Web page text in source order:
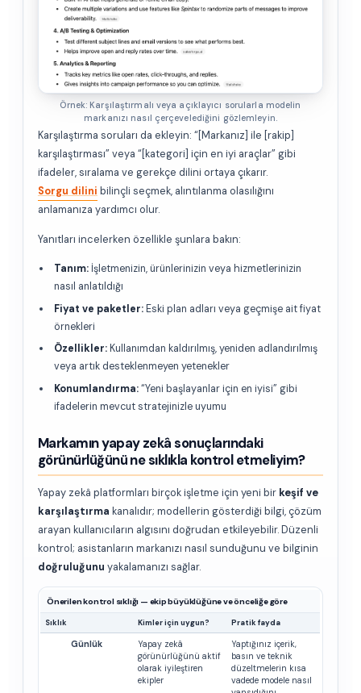
Örnek: Karşılaştırmalı veya açıklayıcı sorularla modelin
markanızı nasıl çerçevelediğini gözlemleyin.
Karşılaştırma soruları da ekleyin: “[Markanız] ile [rakip]
karşılaştırması” veya “[kategori] için en iyi araçlar” gibi
ifadeler, sıralama ve gerekçe dilini ortaya çıkarır.
Sorgu dilini bilinçli seçmek, alıntılanma olasılığını
anlamanıza yardımcı olur.
Yanıtları incelerken özellikle şunlara bakın:
Tanım:İşletmenizin, ürünlerinizin veya hizmetlerinizin
nasıl anlatıldığı
Fiyat ve paketler:Eski plan adları veya geçmişe ait fiyat
örnekleri
Özellikler:Kullanımdan kaldırılmış, yeniden adlandırılmış
veya artık desteklenmeyen yetenekler
Konumlandırma:“Yeni başlayanlar için en iyisi” gibi
ifadelerin mevcut stratejinizle uyumu
Markamın yapay zekâ sonuçlarındaki
görünürlüğünü ne sıklıkla kontrol etmeliyim?
Yapay zekâ platformları birçok işletme için yeni bir keşif ve
karşılaştırma kanalıdır; modellerin gösterdiği bilgi, çözüm
arayan kullanıcıların algısını doğrudan etkileyebilir. Düzenli
kontrol; asistanların markanızı nasıl sunduğunu ve bilginin
doğruluğunu yakalamanızı sağlar.
Önerilen kontrol sıklığı — ekip büyüklüğüne ve önceliğe göre
Sıklık Kimler için uygun? Pratik fayda
Günlük
Yapay zekâ
görünürlüğünü aktif
olarak iyileştiren
ekipler
Yaptığınız içerik,
basın ve teknik
düzeltmelerin kısa
vadede modele nasıl